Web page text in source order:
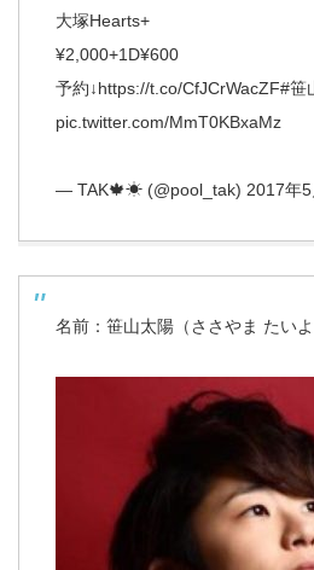
大塚Hearts+
¥2,000+1D¥600
予約↓https://t.co/CfJCrWacZF#笹
pic.twitter.com/MmT0KBxaMz
— TAK🍁☀ (@pool_tak) 2017年5
名前：笹山太陽（ささやま たいよ